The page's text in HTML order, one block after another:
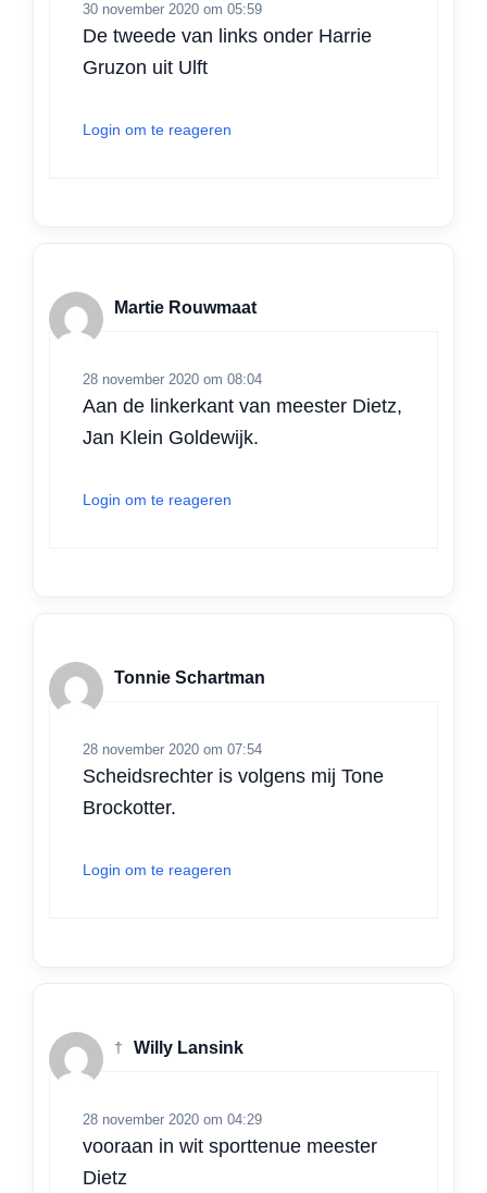
30 november 2020 om 05:59
De tweede van links onder Harrie
Gruzon uit Ulft
Login om te reageren
Martie Rouwmaat
28 november 2020 om 08:04
Aan de linkerkant van meester Dietz,
Jan Klein Goldewijk.
Login om te reageren
Tonnie Schartman
28 november 2020 om 07:54
Scheidsrechter is volgens mij Tone
Brockotter.
Login om te reageren
† Willy Lansink
28 november 2020 om 04:29
vooraan in wit sporttenue meester
Dietz